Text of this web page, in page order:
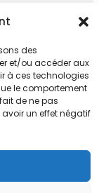
des
et/ou accéder aux
à ces technologies
le comportement
de ne pas
un effet négatif